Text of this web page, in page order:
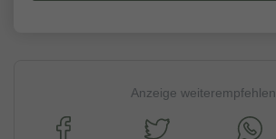
Anzeige weiterempfehlen